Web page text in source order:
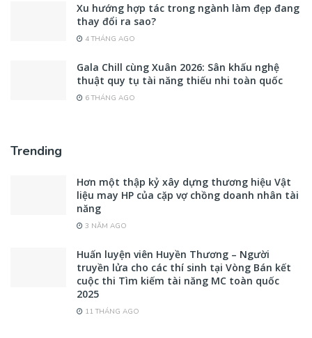
Xu hướng hợp tác trong ngành làm đẹp đang
thay đổi ra sao?
4 THÁNG AGO
Gala Chill cùng Xuân 2026: Sân khấu nghệ
thuật quy tụ tài năng thiếu nhi toàn quốc
6 THÁNG AGO
Trending
Hơn một thập kỷ xây dựng thương hiệu Vật
liệu may HP của cặp vợ chồng doanh nhân tài
năng
3 NĂM AGO
Huấn luyện viên Huyền Thương – Người
truyền lửa cho các thí sinh tại Vòng Bán kết
cuộc thi Tìm kiếm tài năng MC toàn quốc
2025
11 THÁNG AGO